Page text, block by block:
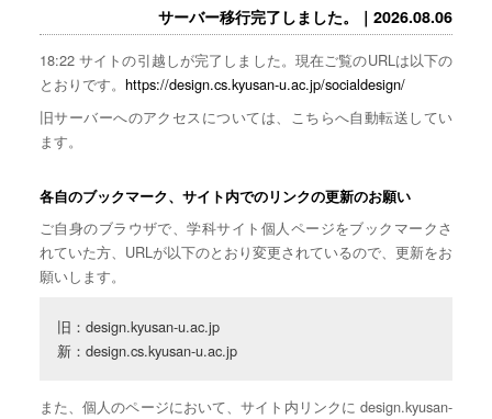
サーバー移行完了しました。｜2026.08.06
18:22 サイトの引越しが完了しました。現在ご覧のURLは以下の
とおりです。 https://design.cs.kyusan-u.ac.jp/socialdesign/
旧サーバーへのアクセスについては、こちらへ自動転送してい
ます。
各自のブックマーク、サイト内でのリンクの更新のお願い
ご自身のブラウザで、学科サイト個人ページをブックマークさ
れていた方、URLが以下のとおり変更されているので、更新をお
願いします。
旧：design.kyusan-u.ac.jp
新：design.cs.kyusan-u.ac.jp
また、個人のページにおいて、サイト内リンクに design.kyusan-